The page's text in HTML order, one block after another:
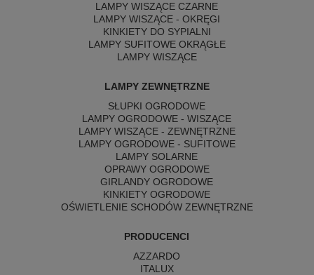
LAMPY WISZĄCE CZARNE
LAMPY WISZĄCE - OKRĘGI
KINKIETY DO SYPIALNI
LAMPY SUFITOWE OKRĄGŁE
LAMPY WISZĄCE
LAMPY ZEWNĘTRZNE
SŁUPKI OGRODOWE
LAMPY OGRODOWE - WISZĄCE
LAMPY WISZĄCE - ZEWNĘTRZNE
LAMPY OGRODOWE - SUFITOWE
LAMPY SOLARNE
OPRAWY OGRODOWE
GIRLANDY OGRODOWE
KINKIETY OGRODOWE
OŚWIETLENIE SCHODÓW ZEWNĘTRZNE
PRODUCENCI
AZZARDO
ITALUX